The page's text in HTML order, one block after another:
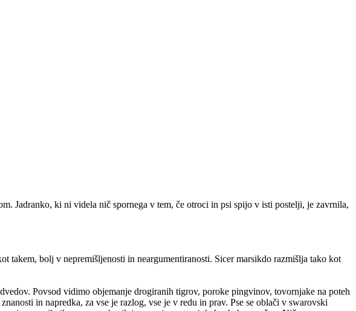
Jadranko, ki ni videla nič spornega v tem, če otroci in psi spijo v isti postelji, je zavrnila,
bolj v nepremišljenosti in neargumentiranosti. Sicer marsikdo razmišlja tako kot
Povsod vidimo objemanje drogiranih tigrov, poroke pingvinov, tovornjake na poteh
in napredka, za vse je razlog, vse je v redu in prav. Pse se oblači v swarovski